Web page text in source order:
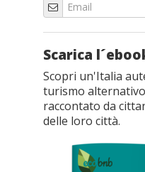
Scarica
Scopri un'Italia
turismo
raccontato da
delle loro città.